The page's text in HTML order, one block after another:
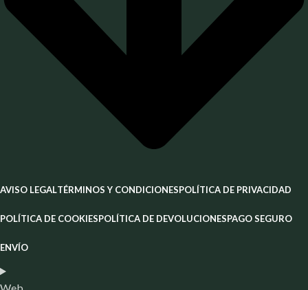
AVISO LEGALTÉRMINOS Y CONDICIONESPOLÍTICA DE PRIVACIDAD
POLÍTICA DE COOKIESPOLÍTICA DE DEVOLUCIONESPAGO SEGURO
ENVÍO